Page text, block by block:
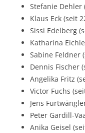
Stefanie Dehler
Klaus Eck (seit
Sissi Edelberg
Katharina
Sabine Feldner
Dennis Fischer
Angelika Fritz
Victor Fuchs
Jens
Peter Gardill-
Anika Geisel